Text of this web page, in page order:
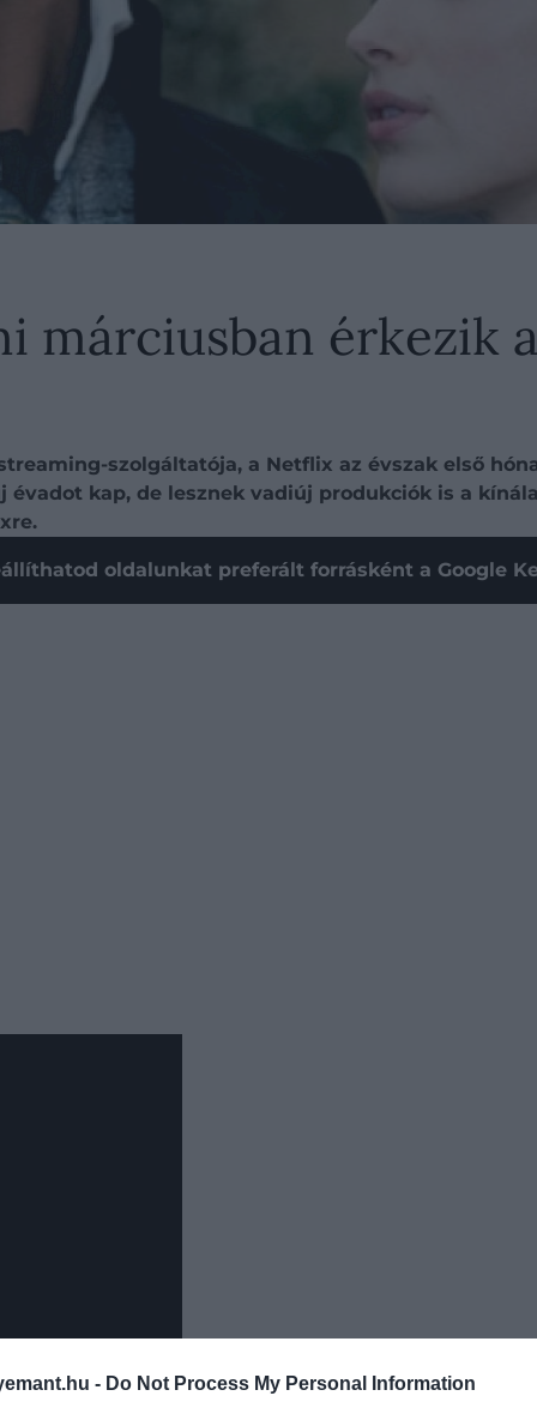
- Do Not Process My Personal Information
márciusban érkezik
szolgáltatója, a Netflix az évszak első
kap, de lesznek vadiúj produkciók is a
oldalunkat preferált forrásként a Google